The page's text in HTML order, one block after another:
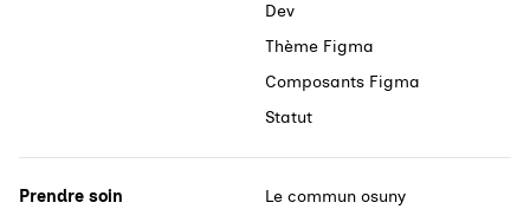
Dev
Thème Figma
Composants Figma
Statut
Prendre soin
Le commun osuny